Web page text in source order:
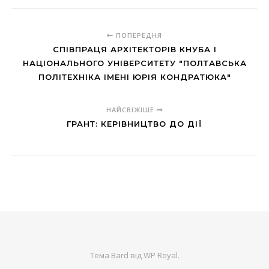
ПОПЕРЕДНЯ
СПІВПРАЦЯ АРХІТЕКТОРІВ КНУБА І
НАЦІОНАЛЬНОГО УНІВЕРСИТЕТУ "ПОЛТАВСЬКА
ПОЛІТЕХНІКА ІМЕНІ ЮРІЯ КОНДРАТЮКА"
НАЙСВІЖІШЕ
ГРАНТ: КЕРІВНИЦТВО ДО ДІЇ
Тема Bard відWP Royal.